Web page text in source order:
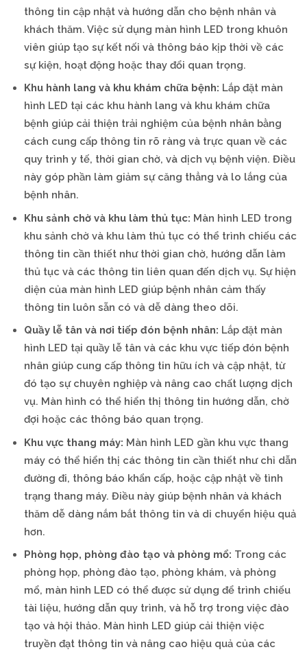
thông tin cập nhật và hướng dẫn cho bệnh nhân và
khách thăm. Việc sử dụng màn hình LED trong khuôn
viên giúp tạo sự kết nối và thông báo kịp thời về các
sự kiện, hoạt động hoặc thay đổi quan trọng.
Khu hành lang và khu khám chữa bệnh: Lắp đặt màn
hình LED tại các khu hành lang và khu khám chữa
bệnh giúp cải thiện trải nghiệm của bệnh nhân bằng
cách cung cấp thông tin rõ ràng và trực quan về các
quy trình y tế, thời gian chờ, và dịch vụ bệnh viện. Điều
này góp phần làm giảm sự căng thẳng và lo lắng của
bệnh nhân.
Khu sảnh chờ và khu làm thủ tục: Màn hình LED trong
khu sảnh chờ và khu làm thủ tục có thể trình chiếu các
thông tin cần thiết như thời gian chờ, hướng dẫn làm
thủ tục và các thông tin liên quan đến dịch vụ. Sự hiện
diện của màn hình LED giúp bệnh nhân cảm thấy
thông tin luôn sẵn có và dễ dàng theo dõi.
Quầy lễ tân và nơi tiếp đón bệnh nhân: Lắp đặt màn
hình LED tại quầy lễ tân và các khu vực tiếp đón bệnh
nhân giúp cung cấp thông tin hữu ích và cập nhật, từ
đó tạo sự chuyên nghiệp và nâng cao chất lượng dịch
vụ. Màn hình có thể hiển thị thông tin hướng dẫn, chờ
đợi hoặc các thông báo quan trọng.
Khu vực thang máy: Màn hình LED gần khu vực thang
máy có thể hiển thị các thông tin cần thiết như chỉ dẫn
đường đi, thông báo khẩn cấp, hoặc cập nhật về tình
trạng thang máy. Điều này giúp bệnh nhân và khách
thăm dễ dàng nắm bắt thông tin và di chuyển hiệu quả
hơn.
Phòng họp, phòng đào tạo và phòng mổ: Trong các
phòng họp, phòng đào tạo, phòng khám, và phòng
mổ, màn hình LED có thể được sử dụng để trình chiếu
tài liệu, hướng dẫn quy trình, và hỗ trợ trong việc đào
tạo và hội thảo. Màn hình LED giúp cải thiện việc
truyền đạt thông tin và nâng cao hiệu quả của các